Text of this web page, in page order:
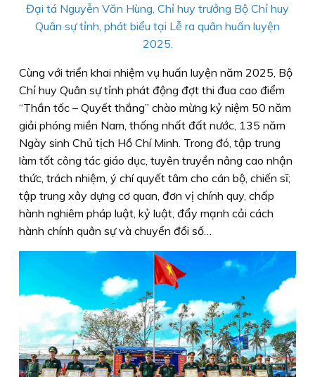
Đại tá Nguyễn Văn Hùng, Chỉ huy trưởng Bộ Chỉ huy
Quân sự tỉnh, phát biểu tại Lễ ra quân huấn luyện
2025.
Cùng với triển khai nhiệm vụ huấn luyện năm 2025, Bộ
Chỉ huy Quân sự tỉnh phát động đợt thi đua cao điểm
“Thần tốc – Quyết thắng” chào mừng kỷ niệm 50 năm
giải phóng miền Nam, thống nhất đất nước, 135 năm
Ngày sinh Chủ tịch Hồ Chí Minh. Trong đó, tập trung
làm tốt công tác giáo dục, tuyên truyền nâng cao nhận
thức, trách nhiệm, ý chí quyết tâm cho cán bộ, chiến sĩ;
tập trung xây dựng cơ quan, đơn vị chính quy, chấp
hành nghiêm pháp luật, kỷ luật, đẩy mạnh cải cách
hành chính quân sự và chuyển đổi số…